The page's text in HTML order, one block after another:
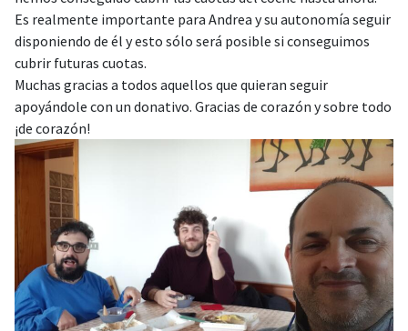
Es realmente importante para Andrea y su autonomía seguir
disponiendo de él y esto sólo será posible si conseguimos
cubrir futuras cuotas.
Muchas gracias a todos aquellos que quieran seguir
apoyándole con un donativo. Gracias de corazón y sobre todo
¡de corazón!